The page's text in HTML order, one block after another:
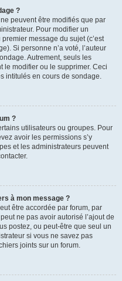
?
peuvent être modifiés que par
Pour modifier un
message du sujet (c’est
Si personne n’a voté, l’auteur
Autrement, seuls les
le modifier ou le supprimer. Ceci
intitulés en cours de sondage.
?
utilisateurs ou groupes. Pour
avoir les permissions s’y
et les administrateurs peuvent
à mon message ?
être accordée par forum, par
ne pas avoir autorisé l’ajout de
postez, ou peut-être que seul un
si vous ne savez pas
joints sur un forum.